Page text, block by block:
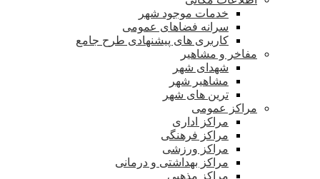
خدمات موجود شهر
سرانه فضاهای عمومی
کاربری های پیشنهادی طرح جامع
مفاخر و مشاهیر
شهدای شهر
مشاهیر شهر
ترین های شهر
مراکز عمومی
مراکز اداری
مراکز فرهنگی
مراکز ورزشی
مراکز بهداشتی و درمانی
مراکز مذهبی